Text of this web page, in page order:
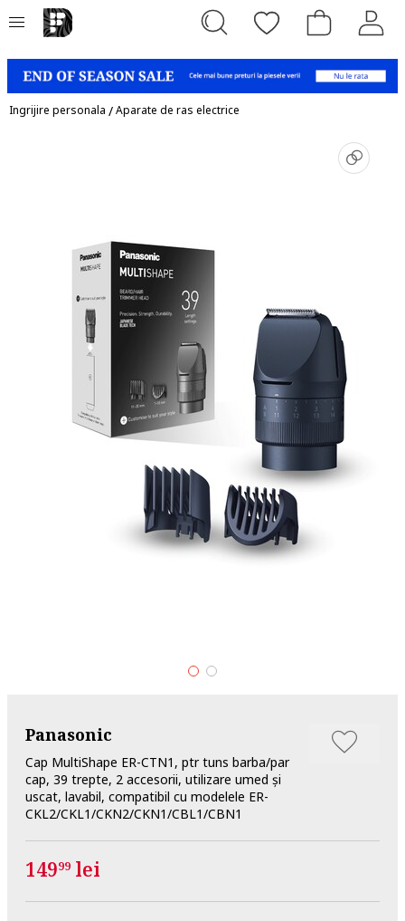
Ingrijire personala /Aparate de ras electrice
Panasonic
Cap MultiShape ER-CTN1, ptr tuns barba/par
cap, 39 trepte, 2 accesorii, utilizare umed și
uscat, lavabil, compatibil cu modelele ER-
CKL2/CKL1/CKN2/CKN1/CBL1/CBN1
14999 lei